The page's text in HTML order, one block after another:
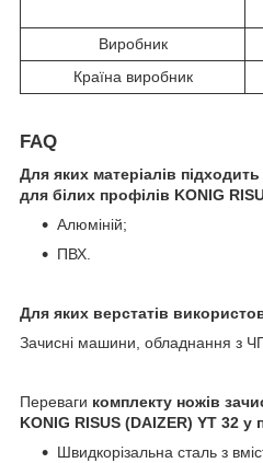
Виробник
Країна виробник
FAQ
Для яких матеріалів
для білих профілів KONIG
Алюміній;
ПВХ.
Для яких верстатів
Зачисні машини, обладнання з
Переваги комплекту ножів
KONIG RISUS (DAIZER) YT 32 у
Швидкорізальна сталь з